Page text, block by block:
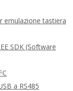
emulazione tastiera
SDK (Software
a RS485